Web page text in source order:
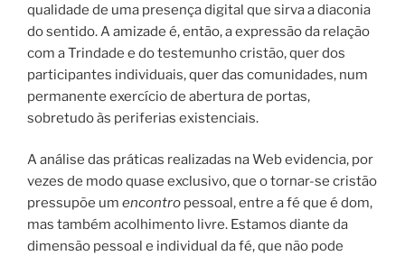
qualidade de uma presença digital que sirva a diaconia
do sentido. A amizade é, então, a expressão da relação
com a Trindade e do testemunho cristão, quer dos
participantes individuais, quer das comunidades, num
permanente exercício de abertura de portas,
sobretudo às periferias existenciais.
A análise das práticas realizadas na Web evidencia, por
vezes de modo quase exclusivo, que o tornar-se cristão
pressupõe um encontro pessoal, entre a fé que é dom,
mas também acolhimento livre. Estamos diante da
dimensão pessoal e individual da fé, que não pode